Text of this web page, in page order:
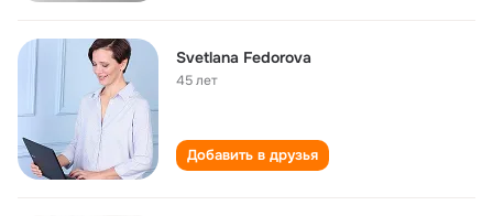
Svetlana Fedorova
45 лет
Добавить в друзья